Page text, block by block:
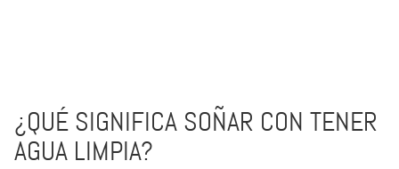
¿QUÉ SIGNIFICA SOÑAR CON TENER
AGUA LIMPIA?